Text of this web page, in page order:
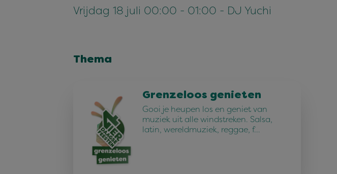
Vrijdag 18 juli 00:00 - 01:00 - DJ Yuchi
Thema
Grenzeloos genieten
Gooi je heupen los en geniet van
muziek uit alle windstreken. Salsa,
latin, wereldmuziek, reggae, f…